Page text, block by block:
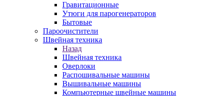
Гравитационные
Утюги для парогенераторов
Бытовые
Пароочистители
Швейная техника
Назад
Швейная техника
Оверлоки
Распошивальные машины
Вышивальные машины
Компьютерные швейные машины